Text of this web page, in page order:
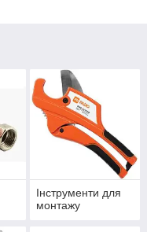
Інструменти для
монтажу